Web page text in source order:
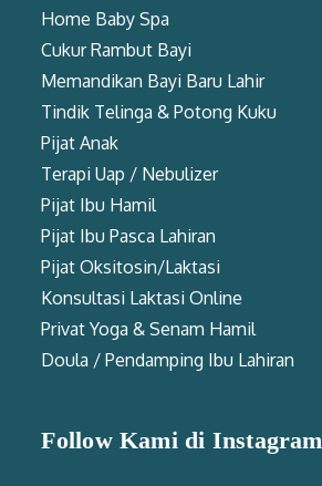
Home Baby Spa
Cukur Rambut Bayi
Memandikan Bayi Baru Lahir
Tindik Telinga & Potong Kuku
Pijat Anak
Terapi Uap / Nebulizer
Pijat Ibu Hamil
Pijat Ibu Pasca Lahiran
Pijat Oksitosin/Laktasi
Konsultasi Laktasi Online
Privat Yoga & Senam Hamil
Doula / Pendamping Ibu Lahiran
Follow Kami di Instagram